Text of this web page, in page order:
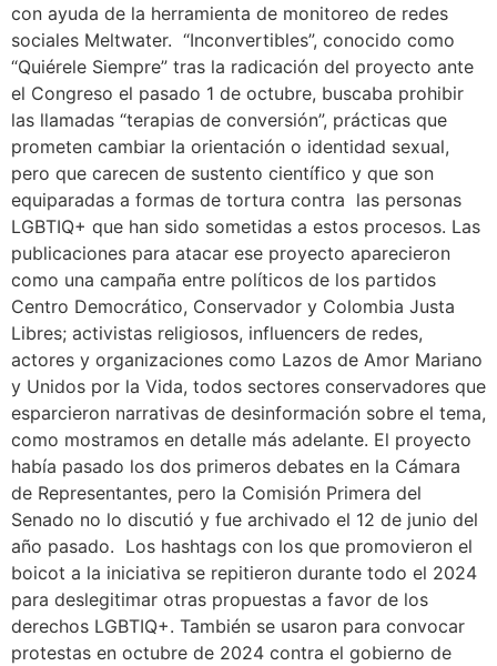
con ayuda de la herramienta de monitoreo de redes
sociales Meltwater. “Inconvertibles”, conocido como
“Quiérele Siempre” tras la radicación del proyecto ante
el Congreso el pasado 1 de octubre, buscaba prohibir
las llamadas “terapias de conversión”, prácticas que
prometen cambiar la orientación o identidad sexual,
pero que carecen de sustento científico y que son
equiparadas a formas de tortura contra las personas
LGBTIQ+ que han sido sometidas a estos procesos. Las
publicaciones para atacar ese proyecto aparecieron
como una campaña entre políticos de los partidos
Centro Democrático, Conservador y Colombia Justa
Libres; activistas religiosos, influencers de redes,
actores y organizaciones como Lazos de Amor Mariano
y Unidos por la Vida, todos sectores conservadores que
esparcieron narrativas de desinformación sobre el tema,
como mostramos en detalle más adelante. El proyecto
había pasado los dos primeros debates en la Cámara
de Representantes, pero la Comisión Primera del
Senado no lo discutió y fue archivado el 12 de junio del
año pasado. Los hashtags con los que promovieron el
boicot a la iniciativa se repitieron durante todo el 2024
para deslegitimar otras propuestas a favor de los
derechos LGBTIQ+. También se usaron para convocar
protestas en octubre de 2024 contra el gobierno de